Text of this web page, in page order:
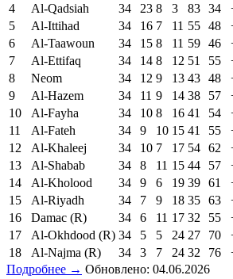
4
Al-Qadsiah 34 23 8 3 83 34
5
Al-Ittihad 34 16 7 11 55 48
6
Al-Taawoun 34 15 8 11 59 46
7
Al-Ettifaq 34 14 8 12 51 55
8
Neom 34 12 9 13 43 48
9
Al-Hazem 34 11 9 14 38 57
10
Al-Fayha 34 10 8 16 41 54
11
Al-Fateh 34 9 10 15 41 55
12
Al-Khaleej 34 10 7 17 54 62
13
Al-Shabab 34 8 11 15 44 57
14
Al-Kholood 34 9 6 19 39 61
15
Al-Riyadh 34 7 9 18 35 63
16
Damac (R) 34 6 11 17 32 55
17
Al-Okhdood (R) 34 5 5 24 27 70
18
Al-Najma (R) 34 3 7 24 32 76
Подробнее → Обновлено: 04.06.2026